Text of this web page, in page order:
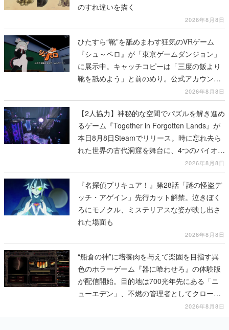
のすれ違いを描く
2026年8月8日
ひたすら“靴”を舐めまわす狂気のVRゲーム
『シュ～ペロ』が「東京ゲームダンジョン」
に展示中。キャッチコピーは「三度の飯より
靴を舐めよう」と前のめり。公式アカウント
も開設され、2026年リリースに向けて開発中
2026年8月8日
【2人協力】神秘的な空間でパズルを解き進め
るゲーム『Together in Forgotten Lands』が
本日8月8日Steamでリリース。時に忘れ去ら
れた世界の古代洞窟を舞台に、4つのバイオー
2026年8月8日
『名探偵プリキュア！』第28話「謎の怪盗デ
ッチ・アゲイン」先行カット解禁。泣きぼく
ろにモノクル、ミステリアスな姿が映し出さ
れた場面も
2026年8月8日
“船倉の神”に培養肉を与えて楽園を目指す異
色のホラーゲーム『器に喰わせろ』の体験版
が配信開始。目的地は700光年先にある「ニ
ューエデン」、不燃の管理者としてクローン
人間を増やし、加工して神に捧げる2026年8月8日